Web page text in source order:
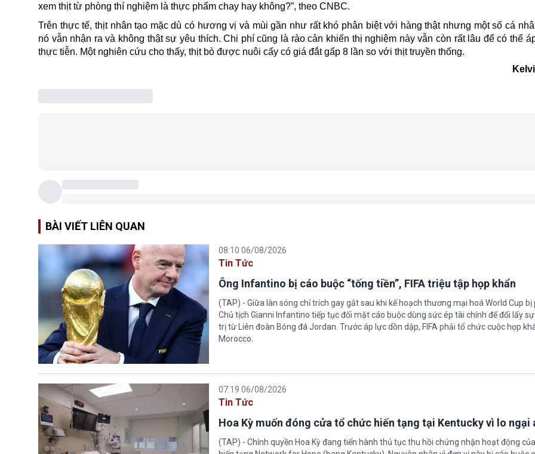
xem thịt từ phòng thí nghiệm là thực phẩm chay hay không?”, theo CNBC.
Trên thực tế, thịt nhân tạo mặc dù có hương vị và mùi gần như rất khó phân biệt với hàng thật nhưng một số cá
nó vẫn nhận ra và không thật sự yêu thích. Chi phí cũng là rào cản khiến thị nghiệm này vẫn còn rất lâu để có thể
thực tiễn. Một nghiên cứu cho thấy, thịt bò được nuôi cấy có giá đắt gấp 8 lần so với thịt truyền thống.
BÀI VIẾT LIÊN QUAN
08:10 06/08/2026
Tin Tức
Ông Infantino bị cáo buộc “tống tiền”, FIFA triệu tập họp khẩn
(TAP) - Giữa làn sóng chỉ trích gay gắt sau khi kế hoạch thương mại hoá World Cup bị
Chủ tịch Gianni Infantino tiếp tục đối mặt cáo buộc dùng sức ép tài chính để đổi lấy
trị từ Liên đoàn Bóng đá Jordan. Trước áp lực dồn dập, FIFA phải tổ chức cuộc họp
Morocco.
07:19 06/08/2026
Tin Tức
Hoa Kỳ muốn đóng cửa tổ chức hiến tạng tại Kentucky vì lo ngại
(TAP) - Chính quyền Hoa Kỳ đang tiến hành thủ tục thu hồi chứng nhận hoạt động